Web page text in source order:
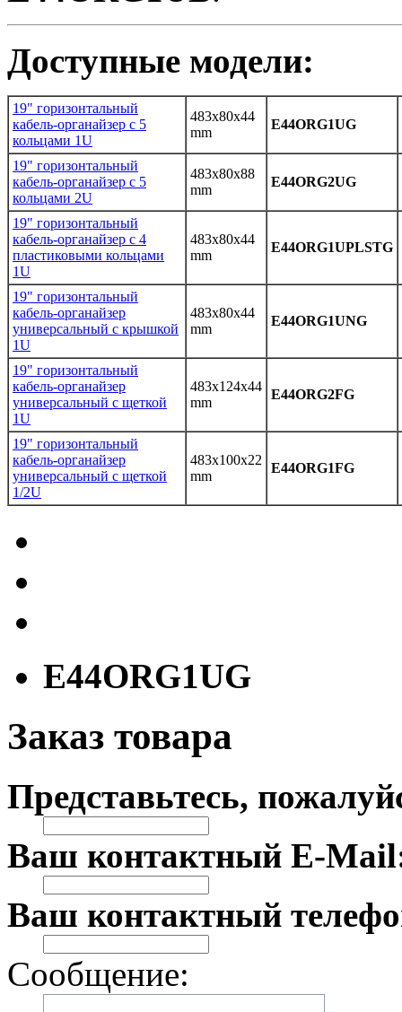
Доступные модели:
19" горизонтальный
кабель-органайзер с 5
кольцами 1U
483x80x44
mm
E44ORG1UG
19" горизонтальный
кабель-органайзер с 5
кольцами 2U
483x80x88
mm
E44ORG2UG
19" горизонтальный
кабель-органайзер с 4
пластиковыми кольцами
1U
483x80x44
mm
E44ORG1UPLSTG
19" горизонтальный
кабель-органайзер
универсальный с крышкой
1U
483x80x44
mm
E44ORG1UNG
19" горизонтальный
кабель-органайзер
универсальный с щеткой
1U
483x124x44
mm
E44ORG2FG
19" горизонтальный
кабель-органайзер
универсальный с щеткой
1/2U
483x100x22
mm
E44ORG1FG
E44ORG1UG
Заказ товара
Представьтесь,
Ваш контактный E-
Ваш контактный
Сообщение: